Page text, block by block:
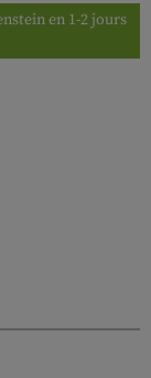
en 1-2 jours